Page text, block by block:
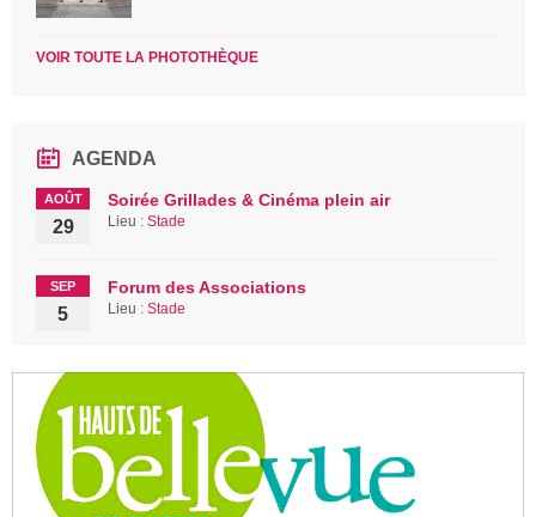
VOIR TOUTE LA PHOTOTHÈQUE
AGENDA
AOÛT
29
Soirée Grillades & Cinéma plein air
Lieu : Stade
SEP
5
Forum des Associations
Lieu : Stade